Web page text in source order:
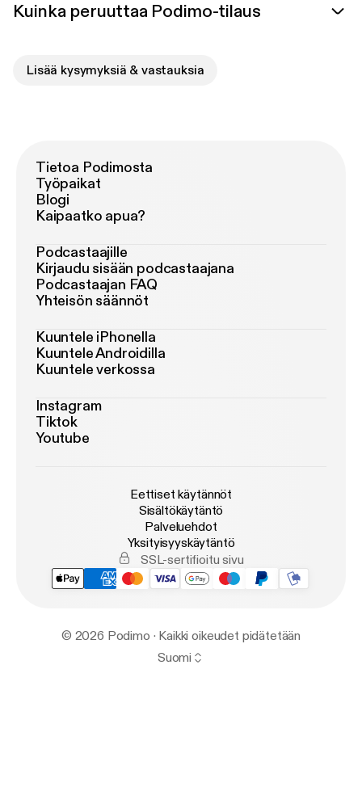
Kuinka peruuttaa Podimo-tilaus
Lisää kysymyksiä & vastauksia
Tietoa Podimosta
Työpaikat
Blogi
Kaipaatko apua?
Podcastaajille
Kirjaudu sisään podcastaajana
Podcastaajan FAQ
Yhteisön säännöt
Kuuntele iPhonella
Kuuntele Androidilla
Kuuntele verkossa
Instagram
Tiktok
Youtube
Eettiset käytännöt
Sisältökäytäntö
Palveluehdot
Yksityisyyskäytäntö
SSL-sertifioitu sivu
© 2026 Podimo · Kaikki oikeudet pidätetään
Suomi